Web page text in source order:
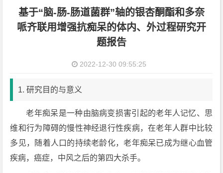
基于“脑-肠-肠道菌群”轴的银杏酮酯和多奈
哌齐联用增强抗痴呆的体内、外过程研究开
题报告
2022-12-30 09:55:25
1. 研究目的与意义
老年痴呆是一种由脑病变损害引起的老年人记忆、思
维和行为障碍的慢性神经退行性疾病，在老年人群中比较
多见，随着人口的持续老龄化，老年痴呆已成为继心血管
疾病，癌症，中风之后的第四大杀手。